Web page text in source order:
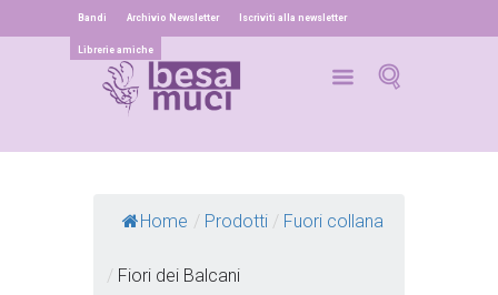
Bandi Archivio Newsletter Iscriviti alla newsletter
Librerie amiche
Home / Prodotti / Fuori collana
/ Fiori dei Balcani